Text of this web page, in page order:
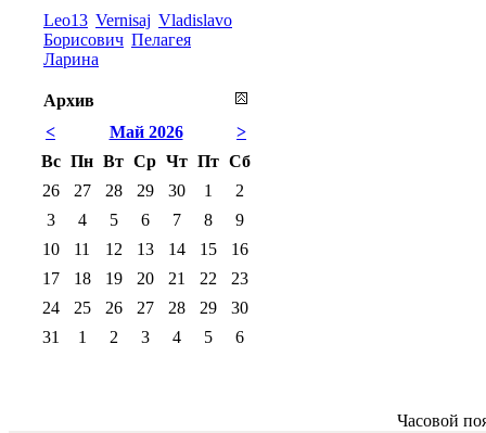
Leo13 Vernisaj Vladislavo
Борисович Пелагея
Ларина
Архив
<
>
Май 2026
Вс Пн Вт Ср Чт Пт Сб
26
27 28 29 30 1
2
3
4 5 6 7 8
9
10
11 12 13 14 15
16
17
18 19 20 21 22
23
24
25 26 27 28 29
30
31
1 2 3 4 5 6
Часовой